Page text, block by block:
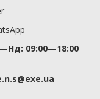
09:00—18:00
.n.s@exe.ua